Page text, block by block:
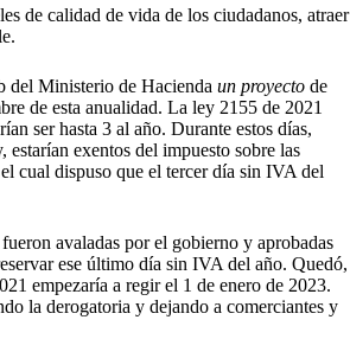
de calidad de vida de los ciudadanos, atraer
del Ministerio de Hacienda un proyecto de
de esta anualidad. La ley 2155 de 2021
ser hasta 3 al año. Durante estos días,
exentos del impuesto sobre las
cual dispuso que el tercer día sin IVA del
avaladas por el gobierno y aprobadas
ese último día sin IVA del año. Quedó,
empezaría a regir el 1 de enero de 2023.
la derogatoria y dejando a comerciantes y